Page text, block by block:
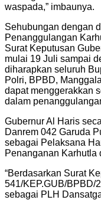
waspada,” imbaunya.
Sehubungan dengan
Penanggulangan
Surat Keputusan
mulai 19 Juli sampai
diharapkan seluruh
Polri, BPBD,
dapat menggerakkan
dalam
Gubernur Al Haris
Danrem 042 Garuda
sebagai Pelaksana
Penanganan Karhutla
“Berdasarkan Surat
541/KEP.GUB/BPBD/
sebagai PLH